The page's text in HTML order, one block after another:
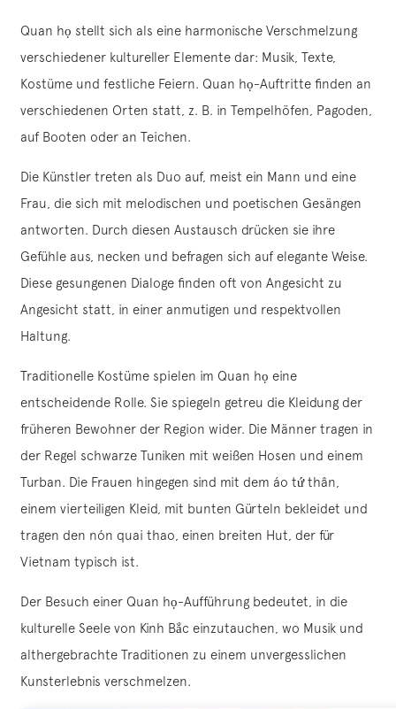
Quan họ stellt sich als eine harmonische Verschmelzung
verschiedener kultureller Elemente dar: Musik, Texte,
Kostüme und festliche Feiern. Quan họ-Auftritte finden an
verschiedenen Orten statt, z. B. in Tempelhöfen, Pagoden,
auf Booten oder an Teichen.
Die Künstler treten als Duo auf, meist ein Mann und eine
Frau, die sich mit melodischen und poetischen Gesängen
antworten. Durch diesen Austausch drücken sie ihre
Gefühle aus, necken und befragen sich auf elegante Weise.
Diese gesungenen Dialoge finden oft von Angesicht zu
Angesicht statt, in einer anmutigen und respektvollen
Haltung.
Traditionelle Kostüme spielen im Quan họ eine
entscheidende Rolle. Sie spiegeln getreu die Kleidung der
früheren Bewohner der Region wider. Die Männer tragen in
der Regel schwarze Tuniken mit weißen Hosen und einem
Turban. Die Frauen hingegen sind mit dem áo tứ thân,
einem vierteiligen Kleid, mit bunten Gürteln bekleidet und
tragen den nón quai thao, einen breiten Hut, der für
Vietnam typisch ist.
Der Besuch einer Quan họ-Aufführung bedeutet, in die
kulturelle Seele von Kinh Bắc einzutauchen, wo Musik und
althergebrachte Traditionen zu einem unvergesslichen
Kunsterlebnis verschmelzen.